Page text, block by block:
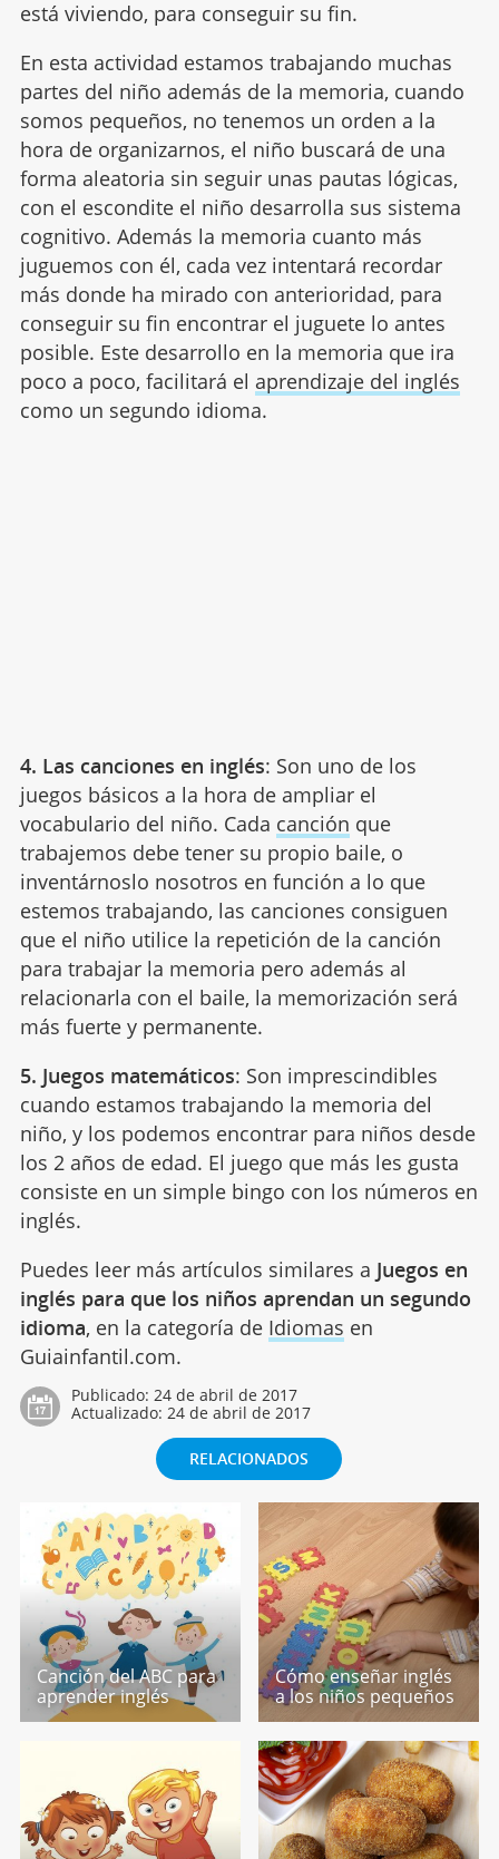
está viviendo, para conseguir su fin.
En esta actividad estamos trabajando muchas
partes del niño además de la memoria, cuando
somos pequeños, no tenemos un orden a la
hora de organizarnos, el niño buscará de una
forma aleatoria sin seguir unas pautas lógicas,
con el escondite el niño desarrolla sus sistema
cognitivo. Además la memoria cuanto más
juguemos con él, cada vez intentará recordar
más donde ha mirado con anterioridad, para
conseguir su fin encontrar el juguete lo antes
posible. Este desarrollo en la memoria que ira
poco a poco, facilitará el aprendizaje del inglés
como un segundo idioma.
4. Las canciones en inglés: Son uno de los
juegos básicos a la hora de ampliar el
vocabulario del niño. Cada canción que
trabajemos debe tener su propio baile, o
inventárnoslo nosotros en función a lo que
estemos trabajando, las canciones consiguen
que el niño utilice la repetición de la canción
para trabajar la memoria pero además al
relacionarla con el baile, la memorización será
más fuerte y permanente.
5. Juegos matemáticos: Son imprescindibles
cuando estamos trabajando la memoria del
niño, y los podemos encontrar para niños desde
los 2 años de edad. El juego que más les gusta
consiste en un simple bingo con los números en
inglés.
Puedes leer más artículos similares a Juegos en
inglés para que los niños aprendan un segundo
idioma, en la categoría de Idiomas en
Guiainfantil.com.
Publicado: 24 de abril de 2017
Actualizado: 24 de abril de 2017
RELACIONADOS
Canción del ABC para
aprender inglés
Cómo enseñar inglés
a los niños pequeños